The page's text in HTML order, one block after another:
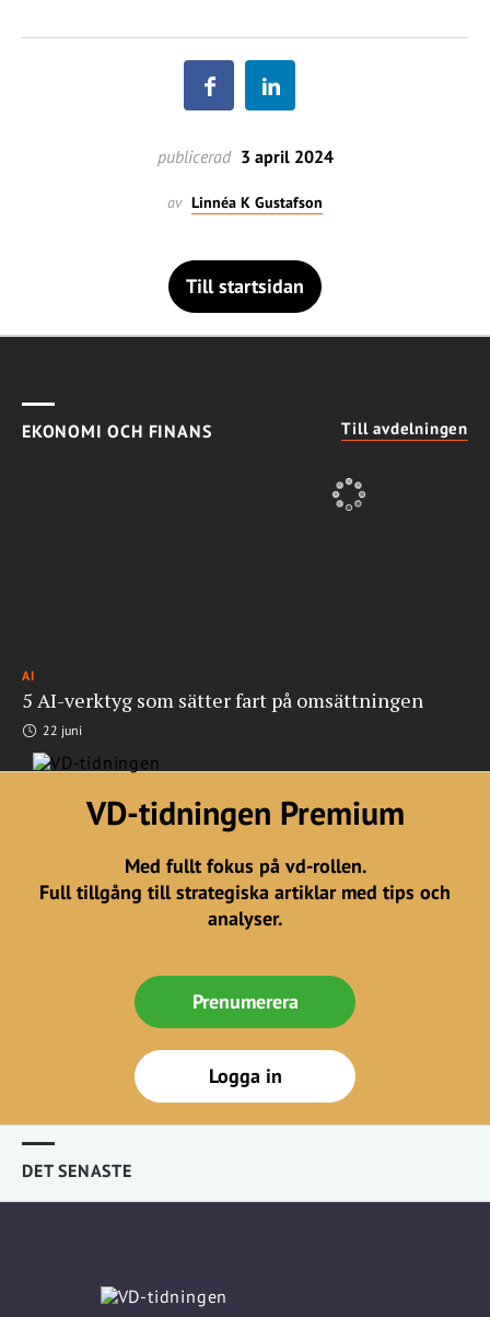
publicerad 3 april 2024
av Linnéa K Gustafson
Till startsidan
EKONOMI OCH FINANS Till avdelningen
AI
5 AI-verktyg som sätter fart på omsättningen
22 juni
VD-tidningen Premium
Med fullt fokus på vd-rollen.
Full tillgång till strategiska artiklar med tips och
analyser.
Prenumerera
Logga in
DET SENASTE